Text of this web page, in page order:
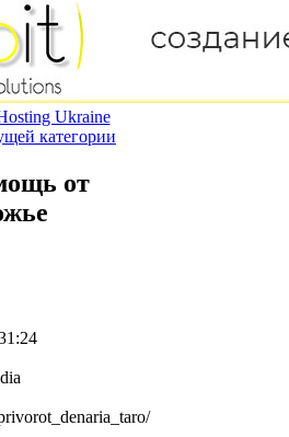
категории
от